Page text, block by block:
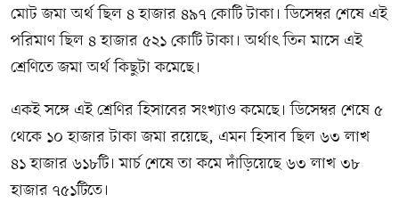
মোট জমা অর্থ ছিল ৪ হাজার ৪৯৭ কোটি টাকা। ডিসেম্বর শেষে এই
পরিমাণ ছিল ৪ হাজার ৫২১ কোটি টাকা। অর্থাৎ তিন মাসে এই
শ্রেণিতে জমা অর্থ কিছুটা কমেছে।
একই সঙ্গে এই শ্রেণির হিসাবের সংখ্যাও কমেছে। ডিসেম্বর শেষে ৫
থেকে ১০ হাজার টাকা জমা রয়েছে, এমন হিসাব ছিল ৬৩ লাখ
৪১ হাজার ৬১৮টি। মার্চ শেষে তা কমে দাঁড়িয়েছে ৬৩ লাখ ৩৮
হাজার ৭৫১টিতে।